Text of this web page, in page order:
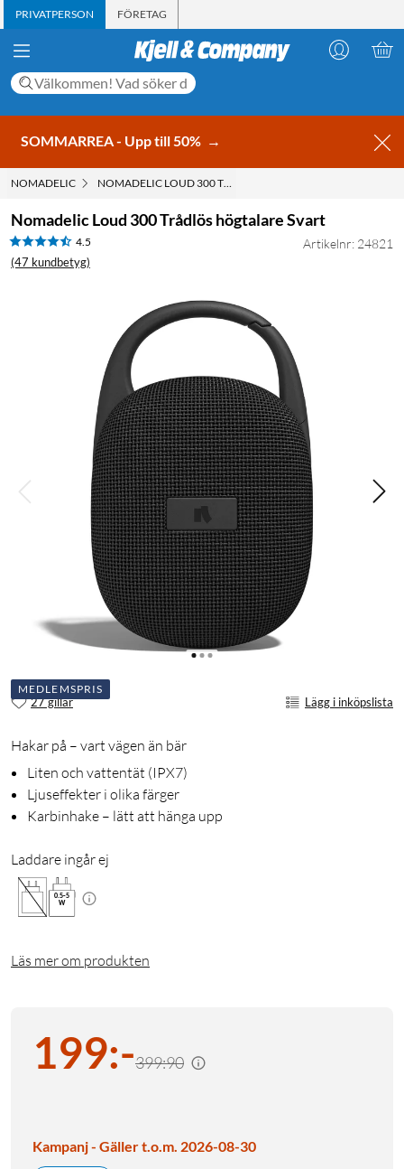
PRIVATPERSON FÖRETAG
SOMMARREA - Upp till 50% →
NOMADELIC NOMADELIC LOUD 300 TRÅDLÖS HÖGTALARE SVART
Nomadelic Loud 300 Trådlös högtalare Svart
4.5
(47 kundbetyg)
Artikelnr: 24821
MEDLEMSPRIS
27 gillar Lägg i inköpslista
Hakar på – vart vägen än bär
Liten och vattentät (IPX7)
Ljuseffekter i olika färger
Karbinhake – lätt att hänga upp
Laddare ingår ej
0.5-5
W
Läs mer om produkten
199:-399:90
Kampanj - Gäller t.o.m. 2026-08-30